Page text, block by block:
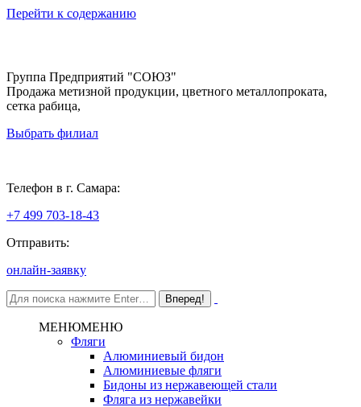
Перейти к содержанию
Группа Предприятий "СОЮЗ"
Продажа метизной продукции, цветного металлопроката,
сетка рабица,
Выбрать филиал
Телефон в г. Самара:
+7 499 703-18-43
Отправить:
онлайн-заявку
МЕНЮМЕНЮ
Фляги
Алюминиевый бидон
Алюминиевые фляги
Бидоны из нержавеющей стали
Фляга из нержавейки